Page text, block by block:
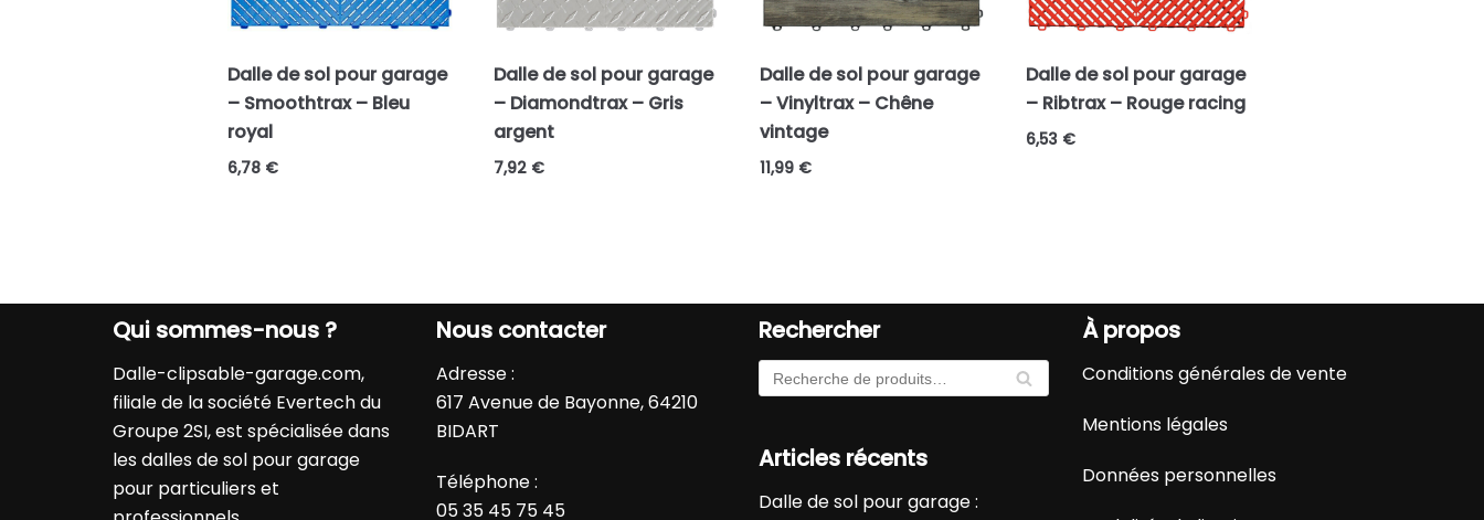
Dalle de sol pour garage
– Smoothtrax – Bleu
royal
6,78 €
Dalle de sol pour garage
– Diamondtrax – Gris
argent
7,92 €
Dalle de sol pour garage
– Vinyltrax – Chêne
vintage
11,99 €
Dalle de sol pour garage
– Ribtrax – Rouge racing
6,53 €
Qui sommes-nous ?
Dalle-clipsable-garage.com,
filiale de la société Evertech du
Groupe 2SI, est spécialisée dans
les dalles de sol pour garage
pour particuliers et
Nous contacter
Adresse :
617 Avenue de Bayonne, 64210
BIDART
Téléphone :
05 35 45 75 45
Rechercher
RE
Articles récents
Dalle de sol pour garage :
À propos
Conditions générales de vente
Mentions légales
Données personnelles